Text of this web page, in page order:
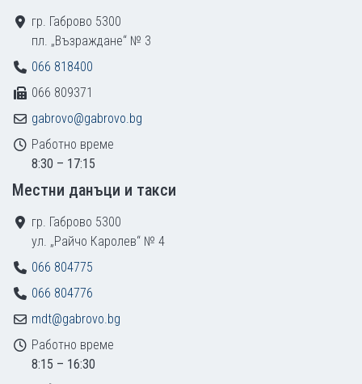
гр. Габрово 5300
пл. „Възраждане“ № 3
066 818400
066 809371
gabrovo@gabrovo.bg
Работно време
8:30 – 17:15
Местни данъци и такси
гр. Габрово 5300
ул. „Райчо Каролев“ № 4
066 804775
066 804776
mdt@gabrovo.bg
Работно време
8:15 – 16:30